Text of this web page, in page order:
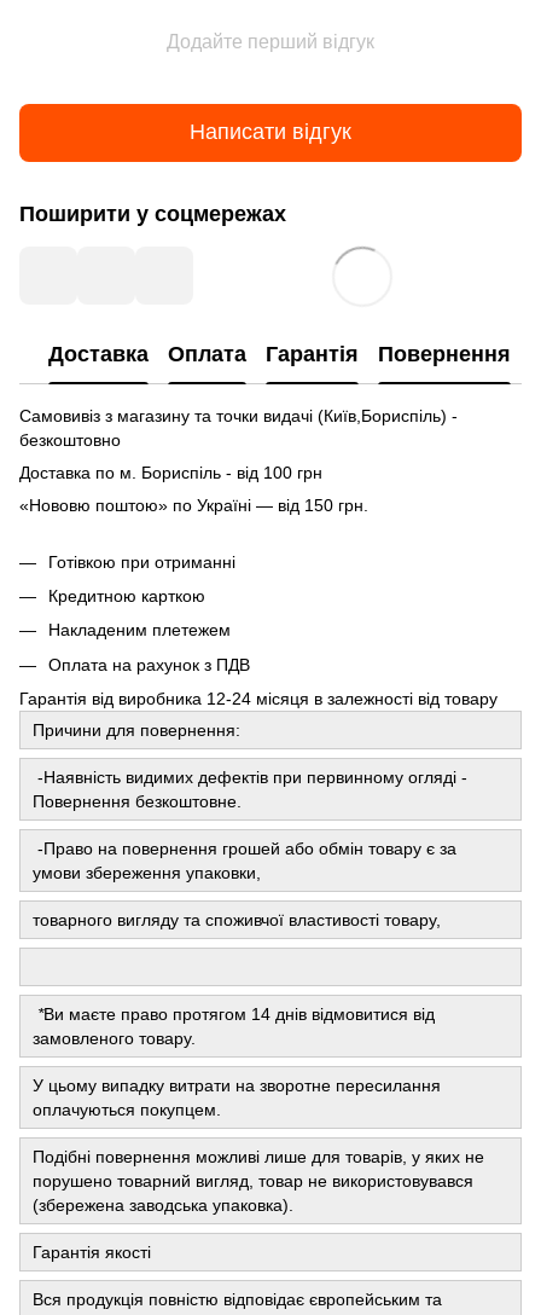
Додайте перший відгук
Написати відгук
Поширити у соцмережах
Доставка Оплата Гарантія Повернення
Самовивіз з магазину та точки видачі (Київ,Бориспіль) -
безкоштовно
Доставка по м. Бориспіль - від 100 грн
«Нововю поштою» по Україні — від 150 грн.
Готівкою при отриманні
Кредитною карткою
Накладеним плетежем
Оплата на рахунок з ПДВ
Гарантія від виробника 12-24 місяця в залежності від товару
Причини для повернення:
-Наявність видимих ​​дефектів при первинному огляді -
Повернення безкоштовне.
-Право на повернення грошей або обмін товару є за
умови збереження упаковки,
товарного вигляду та споживчої властивості товару,
*Ви маєте право протягом 14 днів відмовитися від
замовленого товару.
У цьому випадку витрати на зворотне пересилання
оплачуються покупцем.
Подібні повернення можливі лише для товарів, у яких не
порушено товарний вигляд, товар не використовувався
(збережена заводська упаковка).
Гарантія якості
Вся продукція повністю відповідає європейським та